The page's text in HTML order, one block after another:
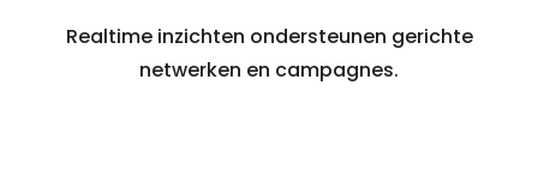
Realtime inzichten ondersteunen gerichte
netwerken en campagnes.